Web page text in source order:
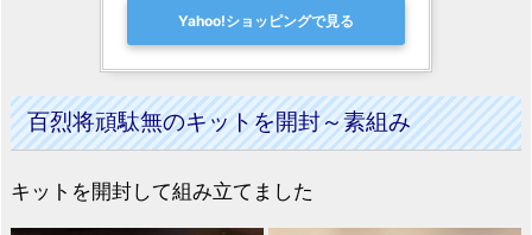
Yahoo!ショッピングで見る
百烈将頑駄無のキットを開封～素組み
キットを開封して組み立てました